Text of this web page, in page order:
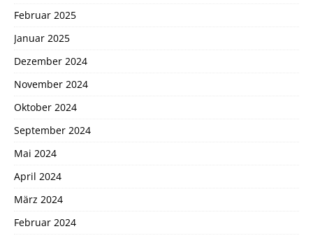
Februar 2025
Januar 2025
Dezember 2024
November 2024
Oktober 2024
September 2024
Mai 2024
April 2024
März 2024
Februar 2024